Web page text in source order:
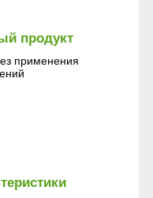
продукт
применения